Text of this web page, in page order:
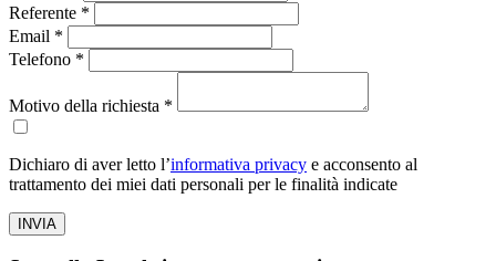
Referente *
Email *
Telefono *
Motivo della richiesta *
Dichiaro di aver letto l’informativa privacy e acconsento al
trattamento dei miei dati personali per le finalità indicate
INVIA